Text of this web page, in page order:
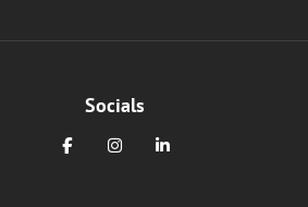
Socials
FacebookInstagramLinkedIn